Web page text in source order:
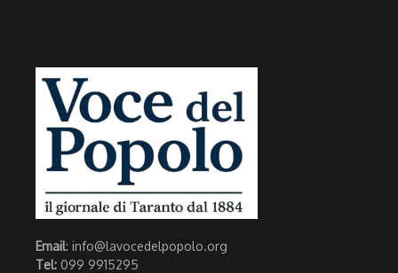
Email: info@lavocedelpopolo.org
Tel: 099 9915295